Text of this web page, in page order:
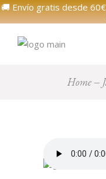
🚚 Envío gratis desde
Home